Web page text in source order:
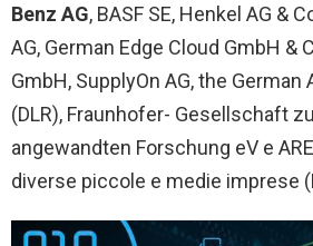
Benz AG, BASF SE, Henkel AG &
AG, German Edge Cloud GmbH &
GmbH, SupplyOn AG, the
(DLR), Fraunhofer- Gesellschaft
angewandten Forschung eV e
diverse piccole e medie imprese